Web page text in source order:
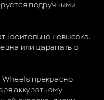
подручными
невысока.
или царапать о
прекрасно
аккуратному